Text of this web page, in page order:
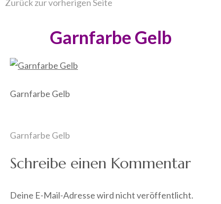
Zurück zur vorherigen Seite
Garnfarbe Gelb
Garnfarbe Gelb
Beitragsnavigation
Garnfarbe Gelb
Schreibe einen Kommentar
Deine E-Mail-Adresse wird nicht veröffentlicht.